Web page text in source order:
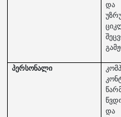
და
პერსონალი
და